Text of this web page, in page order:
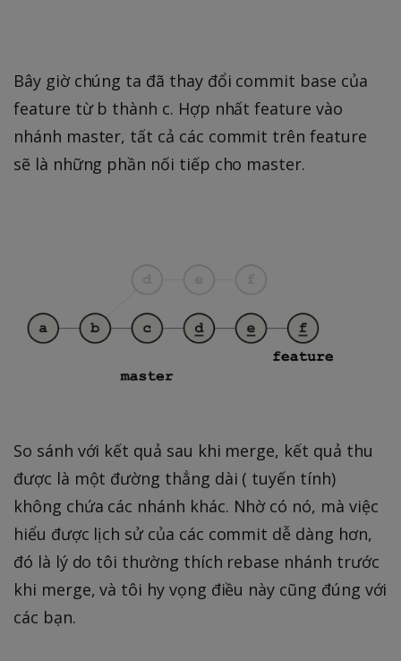
Bây giờ chúng ta đã thay đổi commit base của
feature từ b thành c. Hợp nhất feature vào
nhánh master, tất cả các commit trên feature
sẽ là những phần nối tiếp cho master.
So sánh với kết quả sau khi merge, kết quả thu
được là một đường thẳng dài ( tuyến tính)
không chứa các nhánh khác. Nhờ có nó, mà việc
hiểu được lịch sử của các commit dễ dàng hơn,
đó là lý do tôi thường thích rebase nhánh trước
khi merge, và tôi hy vọng điều này cũng đúng với
các bạn.